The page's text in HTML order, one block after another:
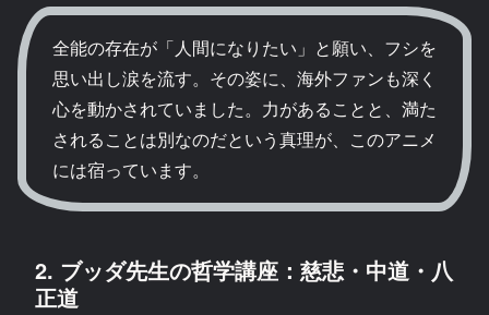
全能の存在が「人間になりたい」と願い、フシを
思い出し涙を流す。その姿に、海外ファンも深く
心を動かされていました。力があることと、満た
されることは別なのだという真理が、このアニメ
には宿っています。
2. ブッダ先生の哲学講座：慈悲・中道・八
正道